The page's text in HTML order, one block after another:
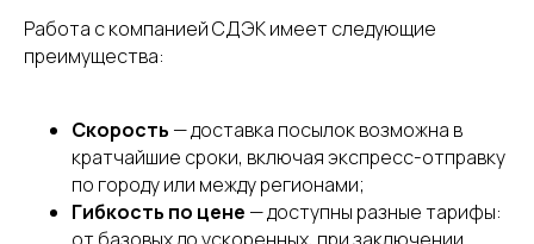
Работа с компанией СДЭК имеет следующие
преимущества:
Скорость — доставка посылок возможна в
кратчайшие сроки, включая экспресс-отправку
по городу или между регионами;
Гибкость по цене — доступны разные тарифы: